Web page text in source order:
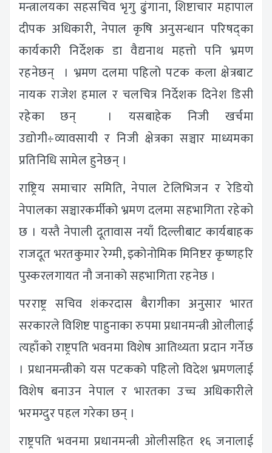
मन्त्रालयका सहसचिव भृगु ढुंगाना, शिष्टाचार महापाल
दीपक अधिकारी, नेपाल कृषि अनुसन्धान परिषद्का
कार्यकारी निर्देशक डा वैद्यनाथ महत्तो पनि भ्रमण
रहनेछन् । भ्रमण दलमा पहिलो पटक कला क्षेत्रबाट
नायक राजेश हमाल र चलचित्र निर्देशक दिनेश डिसी
रहेका छन् । यसबाहेक निजी खर्चमा
उद्योगी÷व्यावसायी र निजी क्षेत्रका सञ्चार माध्यमका
प्रतिनिधि सामेल हुनेछन् ।
राष्ट्रिय समाचार समिति, नेपाल टेलिभिजन र रेडियो
नेपालका सञ्चारकर्मीको भ्रमण दलमा सहभागिता रहेको
छ । यस्तै नेपाली दूतावास नयाँ दिल्लीबाट कार्यबाहक
राजदूत भरतकुमार रेग्मी, इकोनोमिक मिनिष्टर कृष्णहरि
पुस्करलगायत नौ जनाको सहभागिता रहनेछ ।
परराष्ट्र सचिव शंकरदास बैरागीका अनुसार भारत
सरकारले विशिष्ट पाहुनाका रुपमा प्रधानमन्त्री ओलीलाई
त्यहाँको राष्ट्रपति भवनमा विशेष आतिथ्यता प्रदान गर्नेछ
। प्रधानमन्त्रीको यस पटकको पहिलो विदेश भ्रमणलाई
विशेष बनाउन नेपाल र भारतका उच्च अधिकारीले
भरमग्दुर पहल गरेका छन् ।
राष्ट्रपति भवनमा प्रधानमन्त्री ओलीसहित १६ जनालाई